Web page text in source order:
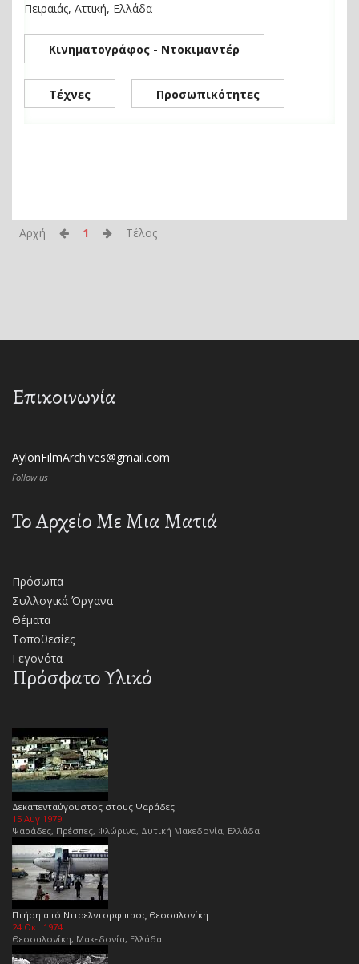
Πειραιάς, Αττική, Ελλάδα
Κινηματογράφος - Ντοκιμαντέρ
Τέχνες Προσωπικότητες
Αρχή 1 Τέλος
Επικοινωνία
AylonFilmArchives@gmail.com
Follow us
Το Αρχείο Με Μια Ματιά
Πρόσωπα
Συλλογικά Όργανα
Θέματα
Τοποθεσίες
Γεγονότα
Πρόσφατο Υλικό
Δεκαπενταύγουστος στους Ψαράδες
15 Αυγ 1979
Ψαράδες, Πρέσπες, Φλώρινα, Δυτική Μακεδονία, Ελλάδα
Πτήση από Ντισελντορφ προς Θεσσαλονίκη
24 Οκτ 1974
Θεσσαλονίκη, Μακεδονία, Ελλάδα